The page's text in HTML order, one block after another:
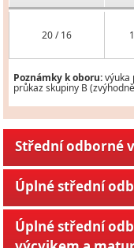
20 / 16
Poznámky k oboru:výuka
průkaz skupiny B
Střední odborné
Úplné střední
Úplné střední